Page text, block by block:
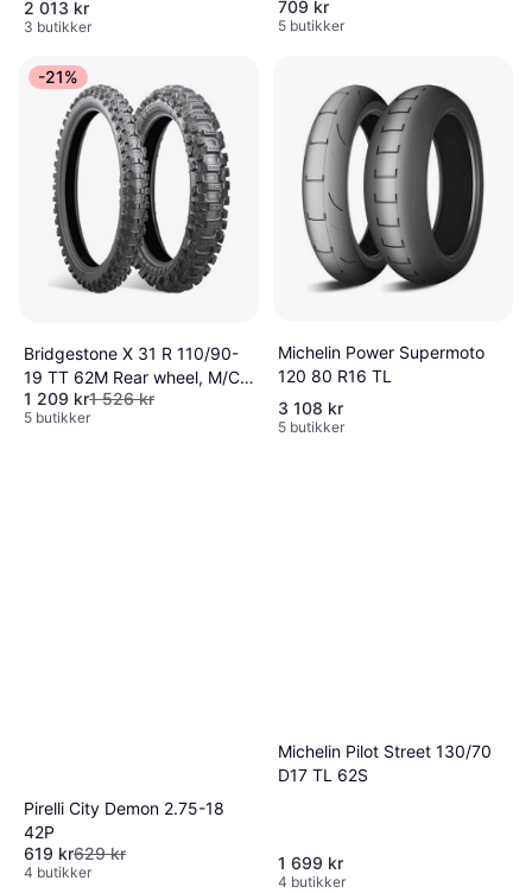
2 013 kr
3 butikker
709 kr
5 butikker
-21%
Bridgestone X 31 R 110/90-
19 TT 62M Rear wheel, M/C,
Compound Medium
1 209 kr1 526 kr
5 butikker
Michelin Power Supermoto
120 80 R16 TL
3 108 kr
5 butikker
Pirelli City Demon 2.75-18
42P
619 kr629 kr
4 butikker
Michelin Pilot Street 130/70
D17 TL 62S
1 699 kr
4 butikker